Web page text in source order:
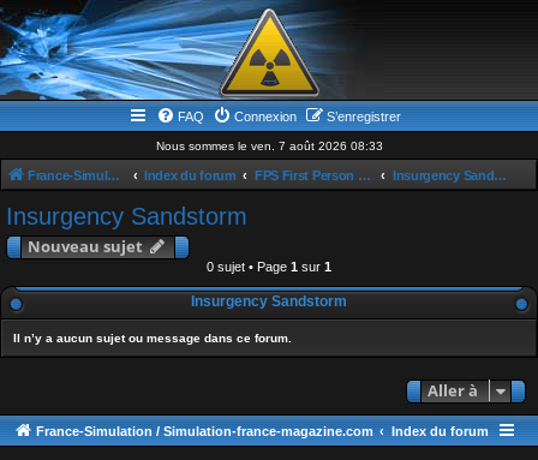
FAQ Connexion S’enregistrer
Nous sommes le ven. 7 août 2026 08:33
France-Simulation / Simulation-france-magazine.com Index du forum FPS First Person Shooter Insurgency Sandstorm
Insurgency Sandstorm
Nouveau sujet
0 sujet • Page 1 sur 1
Insurgency Sandstorm
Il n’y a aucun sujet ou message dans ce forum.
Aller à
France-Simulation / Simulation-france-magazine.com Index du forum